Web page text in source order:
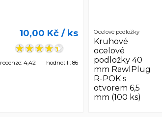
10,00 Kč / ks
recenze: 4,42 | hodnotili: 86
Ocelové podložky
Kruhové
ocelové
podložky 40
mm RawlPlug
R-POK s
otvorem 6,5
mm (100 ks)